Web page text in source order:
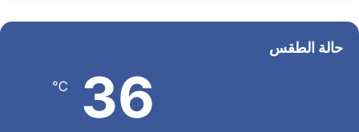
حالة الطقس
36
℃